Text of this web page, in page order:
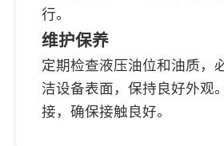
行。
维护保养
定期检查液压油位和油质，
洁设备表面，保持良好外观
接，确保接触良好。